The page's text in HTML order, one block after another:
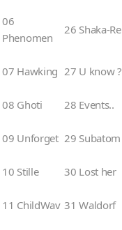
06
Phenomen
26 Shaka-Re
07 Hawking 27 U know ?
08 Ghoti 28 Events..
09 Unforget 29 Subatom
10 Stille 30 Lost her
11 ChildWav 31 Waldorf